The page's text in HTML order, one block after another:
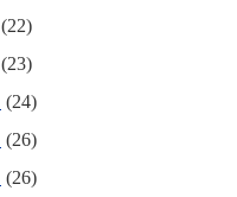
(22)
(23)
(24)
(26)
(26)